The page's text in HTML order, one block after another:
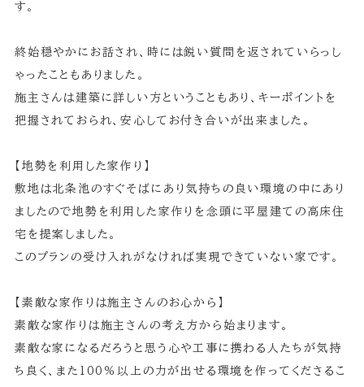
す。
終始穏やかにお話され、時には鋭い質問を返されていらっし
ゃったこともありました。
施主さんは建築に詳しい方ということもあり、キーポイントを
把握されておられ、安心してお付き合いが出来ました。
【地勢を利用した家作り】
敷地は北条池のすぐそばにあり気持ちの良い環境の中にあり
ましたので地勢を利用した家作りを念頭に平屋建ての高床住
宅を提案しました。
このプランの受け入れがなければ実現できていない家です。
【素敵な家作りは施主さんのお心から】
素敵な家作りは施主さんの考え方から始まります。
素敵な家になるだろうと思う心や工事に携わる人たちが気持
ち良く、また100％以上の力が出せる環境を作ってくださるこ